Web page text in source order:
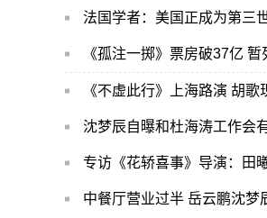
法国学者：美国正成为第三
《孤注一掷》票房破37亿
《不虚此行》上海路演 胡
沈梦辰自曝和杜海涛工作会
专访《花轿喜事》导演：田
中餐厅营业过半 岳云鹏沈梦